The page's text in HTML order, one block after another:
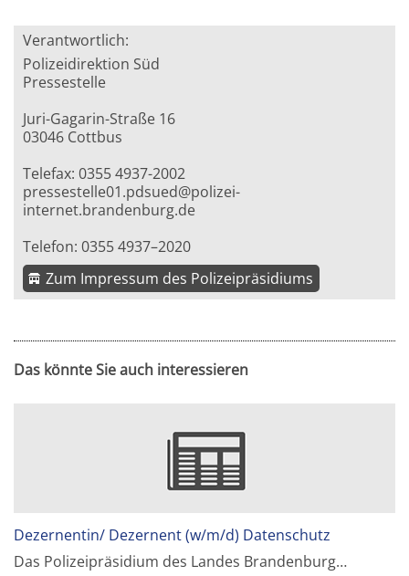
Verantwortlich:
Polizeidirektion Süd
Pressestelle
Juri-Gagarin-Straße 16
03046 Cottbus
Telefax: 0355 4937-2002
pressestelle01.pdsued@polizei-
internet.brandenburg.de
Telefon: 0355 4937–2020
Zum Impressum des Polizeipräsidiums
Das könnte Sie auch interessieren
Dezernentin/ Dezernent (w/m/d) Datenschutz
Das Polizeipräsidium des Landes Brandenburg…